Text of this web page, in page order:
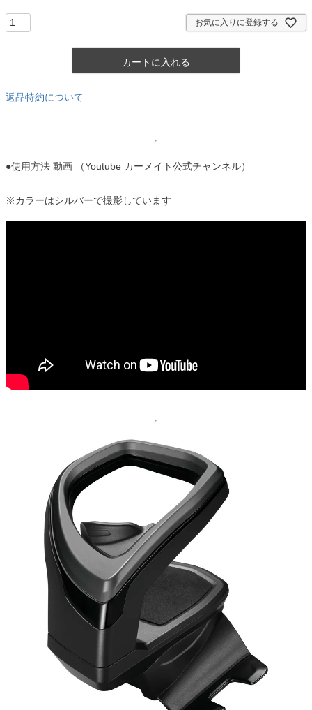
お気に入りに登録する
カートに入れる
返品特約について
●使用方法 動画 （Youtube カーメイト公式チャンネル）
※カラーはシルバーで撮影しています